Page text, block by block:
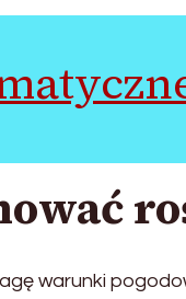
warunki